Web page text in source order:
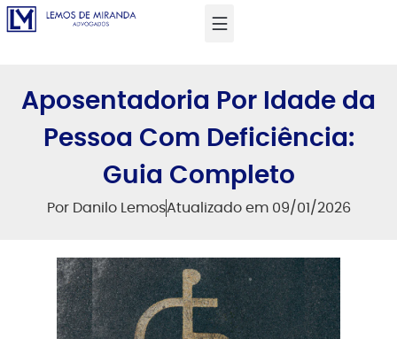
Aposentadoria Por Idade da
Pessoa Com Deficiência:
Guia Completo
PorDanilo LemosAtualizado em 09/01/2026